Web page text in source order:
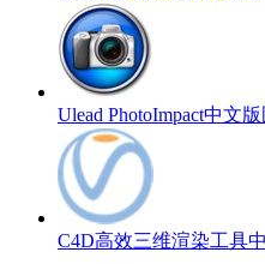
Ulead PhotoImpact中文
C4D高效三维渲染工具